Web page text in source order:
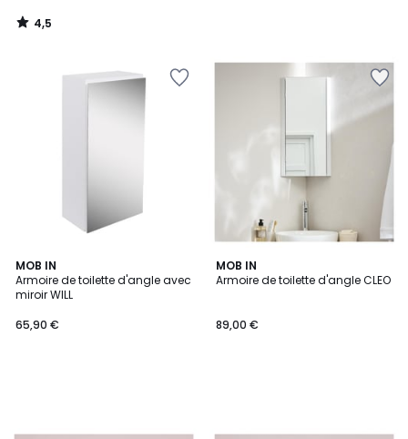
4,5
/
MOB IN
Armoire de toilette d'angle avec
miroir WILL
65,90 €
MOB IN
Armoire de toilette d'angle CLEO
89,00 €